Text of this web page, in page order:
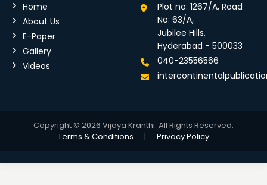
Home
About Us
E-Paper
Gallery
Videos
Plot no: 1267/A, Road
No: 63/A,
Jubilee Hills,
Hyderabad - 500033
040-23556566
Copyright © 2026 Vijaya Kranthi. All Rights Reserved.
Terms & Conditions
| Privacy Policy